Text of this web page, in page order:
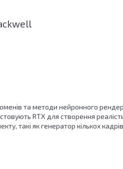
та методи нейронного
RTX для створення
такі як генератор кількох кадрів